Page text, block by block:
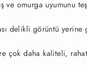
ve omurga uyumunu
delikli görüntü yerine
çok daha kaliteli, rahat